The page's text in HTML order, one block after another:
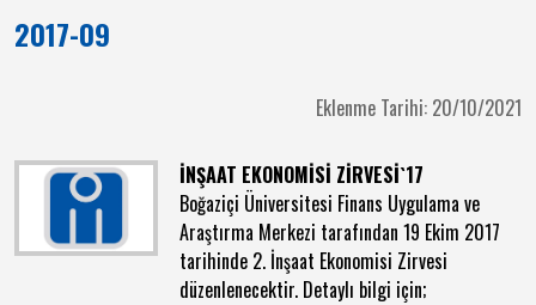
2017-09
Eklenme Tarihi: 20/10/2021
İNŞAAT EKONOMİSİ ZİRVESİ`17
Boğaziçi Üniversitesi Finans Uygulama ve
Araştırma Merkezi tarafından 19 Ekim 2017
tarihinde 2. İnşaat Ekonomisi Zirvesi
düzenlenecektir. Detaylı bilgi için;